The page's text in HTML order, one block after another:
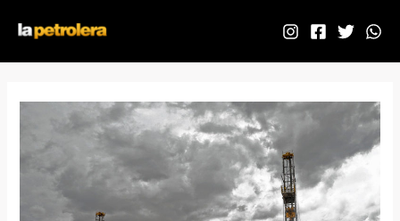
contenido